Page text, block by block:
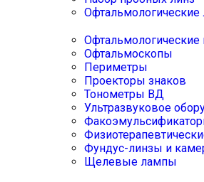
Офтальмологические
Офтальмоскопы
Периметры
Проекторы знаков
Тонометры ВД
Ультразвуковое
Фундус-линзы и
Щелевые лампы